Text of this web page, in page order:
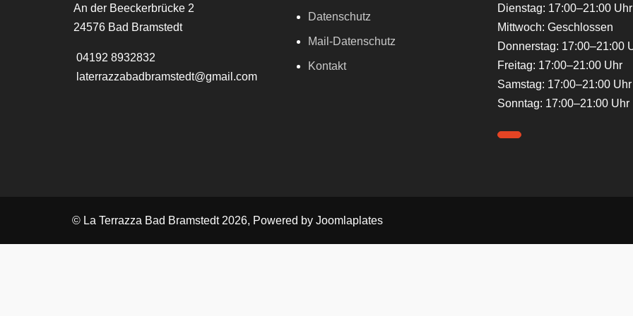
An der Beeckerbrücke 2
24576 Bad Bramstedt
04192 8932832
laterrazzabadbramstedt@gmail.com
Datenschutz
Mail-Datenschutz
Kontakt
Dienstag: 17:00–21:00 Uhr
Mittwoch: Geschlossen
Donnerstag: 17:00–21:00
Freitag: 17:00–21:00 Uhr
Samstag: 17:00–21:00 Uhr
Sonntag: 17:00–21:00 Uhr
© La Terrazza Bad Bramstedt 2026, Powered by Joomlaplates